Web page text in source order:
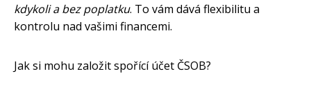
kdykoli a bez poplatku. To vám dává flexibilitu a
kontrolu nad vašimi financemi.
Jak si mohu založit spořící účet ČSOB?